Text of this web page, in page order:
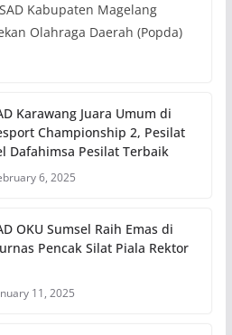
Kabupaten Magelang
Olahraga Daerah (Popda)
Karawang Juara Umum di
Championship 2, Pesilat
Dafahimsa Pesilat Terbaik
6, 2025
OKU Sumsel Raih Emas di
Pencak Silat Piala Rektor
11, 2025